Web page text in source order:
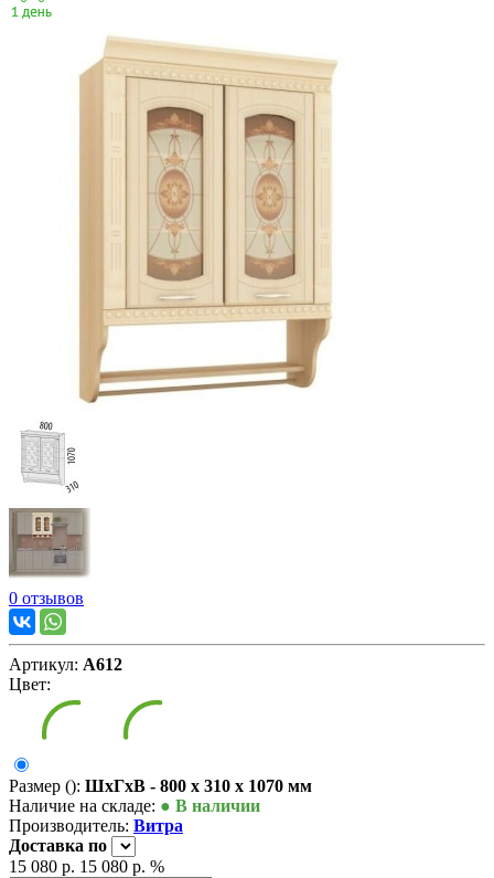
0 отзывов
Артикул: А612
Цвет:
Размер (): ШxГxВ - 800 x 310 x 1070 мм
Наличие на складе: ● В наличии
Производитель: Витра
Доставка по
15 080 р. 15 080 р. %